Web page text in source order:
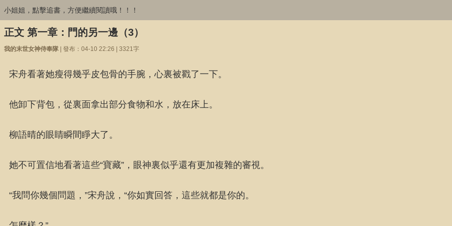
小姐姐，點擊追書，方便繼續閱讀哦！！！
正文 第一章：門的另一邊（3）
我的末世女神侍奉隊| 發布：04-10 22:26 | 3321字
宋舟看著她瘦得幾乎皮包骨的手腕，心裏被戳了一下。
他卸下背包，從裏面拿出部分食物和水，放在床上。
柳語晴的眼睛瞬間睜大了。
她不可置信地看著這些“寶藏”，眼神裏似乎還有更加複雜的審視。
“我問你幾個問題，”宋舟說，“你如實回答，這些就都是你的。